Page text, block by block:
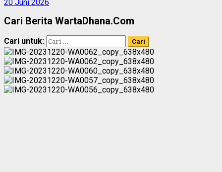
20 Juni 2026
Cari Berita WartaDhana.Com
Cari untuk: